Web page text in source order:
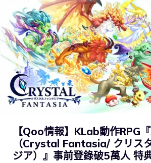
【Qoo情報】KLab動作RPG
（Crystal Fantasia/ クリス
ジア）』事前登錄破5萬人 特